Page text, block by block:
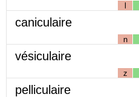
l
caniculaire
n
vésiculaire
z
pelliculaire